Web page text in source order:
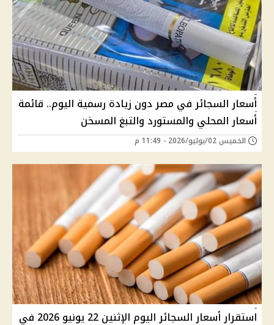
أسعار السجائر في مصر دون زيادة رسمية اليوم.. قائمة
أسعار المحلي والمستورد والتبغ المسخن
الخميس 02/يوليو/2026 - 11:49 م
استقرار أسعار السجائر اليوم الإثنين 22 يونيو 2026 في